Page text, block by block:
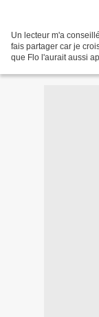
Un lecteur m'a
fais partager car je
que Flo l'aurait aussi